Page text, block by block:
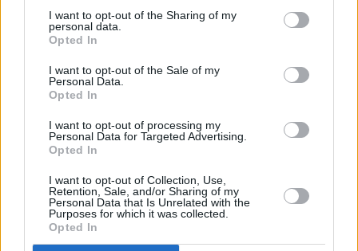
de su consentimiento, pero usted tiene el derecho de
rechazar tal procesamiento. Sus preferencias se aplicarán
cualquier momento entrando de nuevo en este sitio web o
visitando nuestra política de privacidad.
I want to opt-out of the Sharing of my
personal data.
Opted In
I want to opt-out of the Sale of my
Personal Data.
Opted In
I want to opt-out of processing my
Personal Data for Targeted Advertising.
Opted In
I want to opt-out of Collection, Use,
Retention, Sale, and/or Sharing of my
Personal Data that Is Unrelated with the
Purposes for which it was collected.
Opted In